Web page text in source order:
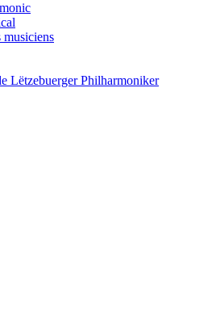
musiciens
Lëtzebuerger Philharmoniker